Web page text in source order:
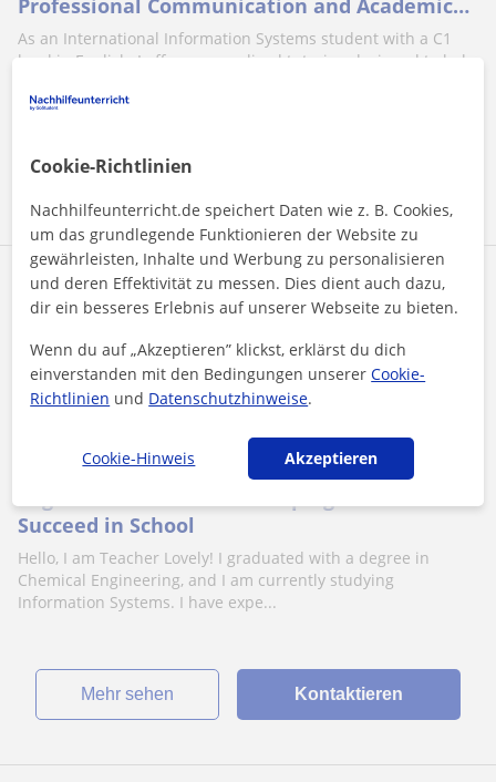
Professional Communication and Academic
Excellence
As an International Information Systems student with a C1
level in English, I offer personalized tutoring designed to help
Mehr sehen
18€
Lovely
Succeed in School
Hello, I am Teacher Lovely! I graduated with a degree in
Chemical Engineering, and I am currently studying
Information Systems. I have expe...
Mehr sehen Kontaktieren
Cookie-Richtlinien
Nachhilfeunterricht.de speichert Daten wie z. B. Cookies,
um das grundlegende Funktionieren der Website zu
gewährleisten, Inhalte und Werbung zu personalisieren
und deren Effektivität zu messen. Dies dient auch dazu,
dir ein besseres Erlebnis auf unserer Webseite zu bieten.
Wenn du auf „Akzeptieren” klickst, erklärst du dich
einverstanden mit den Bedingungen unsererCookie-
Richtlinien und Datenschutzhinweise.
Cookie-Hinweis Akzeptieren